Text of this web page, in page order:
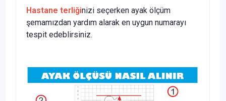
Hastane terliğinizi seçerken ayak ölçüm
şemamızdan yardım alarak en uygun numarayı
tespit edeblirsiniz.